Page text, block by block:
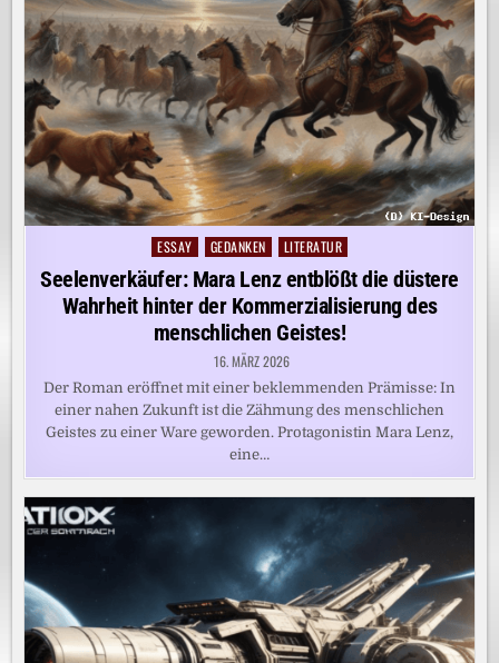
Posted
in
ESSAY GEDANKEN LITERATUR
Seelenverkäufer: Mara Lenz entblößt die düstere
Wahrheit hinter der Kommerzialisierung des
menschlichen Geistes!
16. MÄRZ 2026
Der Roman eröffnet mit einer beklemmenden Prämisse: In
einer nahen Zukunft ist die Zähmung des menschlichen
Geistes zu einer Ware geworden. Protagonistin Mara Lenz,
eine…